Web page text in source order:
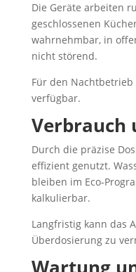
Die Geräte arbeiten
geschlossenen
wahrnehmbar, in
nicht störend.
Für den
verfügbar.
Verbrauch
Durch die präzise
effizient genutzt.
bleiben im Eco-
kalkulierbar.
Langfristig kann das
Überdosierung zu